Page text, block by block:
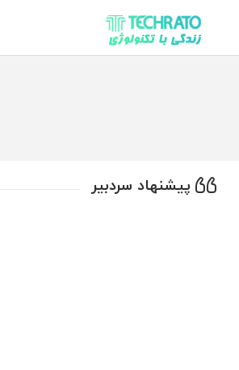
تکراتو – زندگی با تکنولوژی
پیشنهاد سردبیر